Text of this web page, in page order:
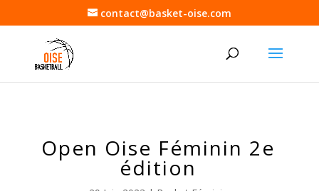
contact@basket-oise.com
Open Oise Féminin 2e
édition